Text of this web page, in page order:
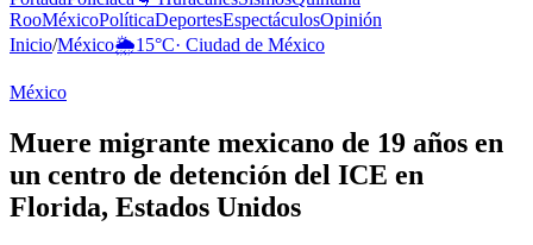
RooMéxicoPolíticaDeportesEspectáculosOpinión
Inicio/México🌦️15°C· Ciudad de México
México
Muere migrante mexicano de 19 años en
un centro de detención del ICE en
Florida, Estados Unidos